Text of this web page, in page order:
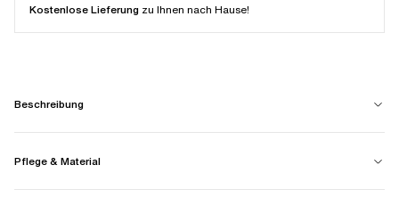
Kostenlose Lieferung zu Ihnen nach Hause!
Beschreibung
Pflege & Material